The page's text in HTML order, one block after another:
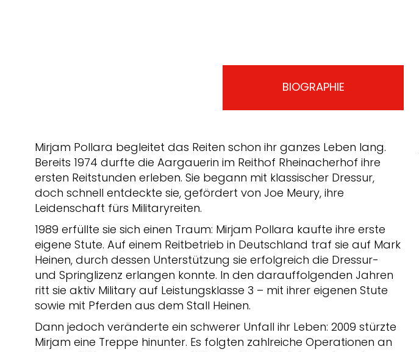
BIOGRAPHIE
Mirjam Pollara begleitet das Reiten schon ihr ganzes Leben lang.
Bereits 1974 durfte die Aargauerin im Reithof Rheinacherhof ihre
ersten Reitstunden erleben. Sie begann mit klassischer Dressur,
doch schnell entdeckte sie, gefördert von Joe Meury, ihre
Leidenschaft fürs Militaryreiten.
1989 erfüllte sie sich einen Traum: Mirjam Pollara kaufte ihre erste
eigene Stute. Auf einem Reitbetrieb in Deutschland traf sie auf Mark
Heinen, durch dessen Unterstützung sie erfolgreich die Dressur-
und Springlizenz erlangen konnte. In den darauffolgenden Jahren
ritt sie aktiv Military auf Leistungsklasse 3 – mit ihrer eigenen Stute
sowie mit Pferden aus dem Stall Heinen.
Dann jedoch veränderte ein schwerer Unfall ihr Leben: 2009 stürzte
Mirjam eine Treppe hinunter. Es folgten zahlreiche Operationen an